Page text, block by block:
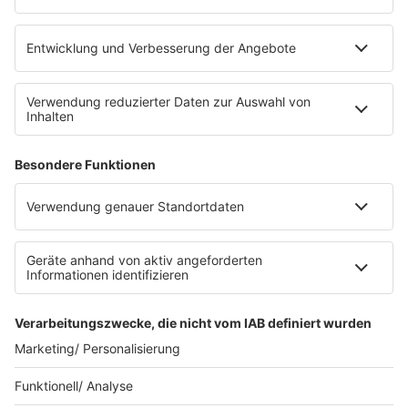
eröffnet. Direkt an der Medizinischen Klinik bietet es
E-Bikes über eine Photovoltaikanlage auf dem …
Impressum
Datenschutzerklärung
Datenschutzeinstellungen
Radioplayer